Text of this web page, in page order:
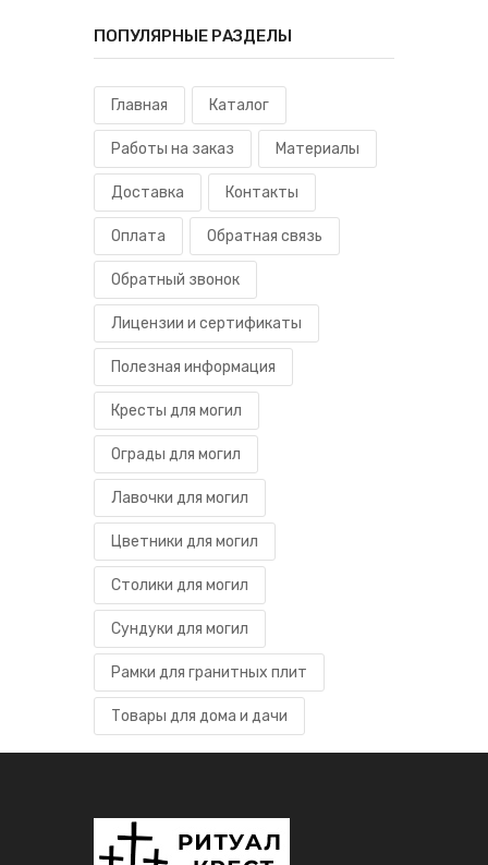
ПОПУЛЯРНЫЕ РАЗДЕЛЫ
Главная Каталог
Работы на заказ Материалы
Доставка Контакты
Оплата Обратная связь
Обратный звонок
Лицензии и сертификаты
Полезная информация
Кресты для могил
Ограды для могил
Лавочки для могил
Цветники для могил
Столики для могил
Сундуки для могил
Рамки для гранитных плит
Товары для дома и дачи